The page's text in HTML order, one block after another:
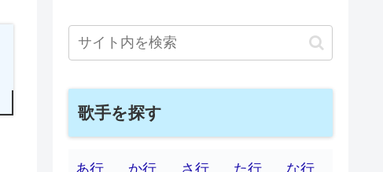
歌手を探す
あ行 か行 さ行 た行 な行